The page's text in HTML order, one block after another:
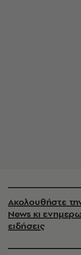
Ακολουθήστε
News κι
ειδήσεις